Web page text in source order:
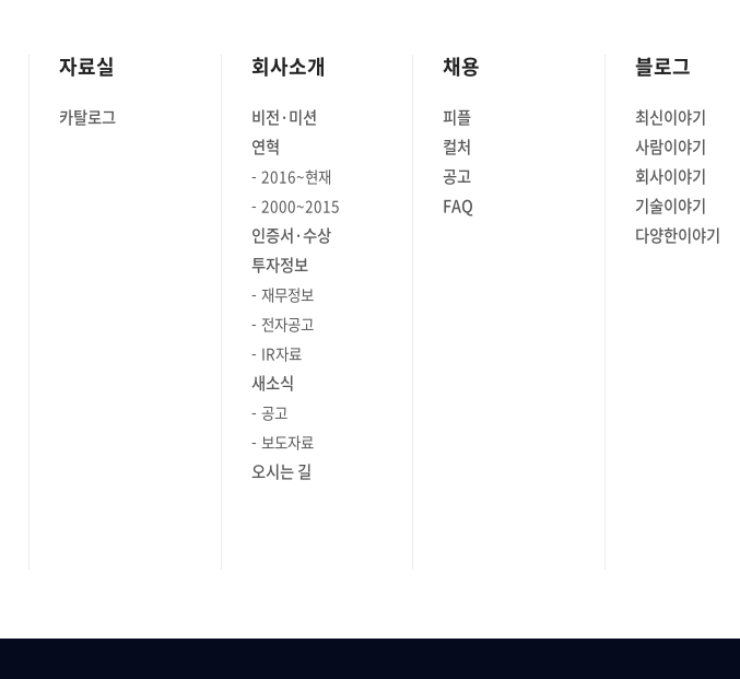
자료실
카탈로그
회사소개
비전·미션
연혁
2016~현재
2000~2015
인증서·수상
투자정보
재무정보
전자공고
IR자료
새소식
공고
보도자료
오시는 길
채용
피플
컬처
공고
FAQ
블로그
최신이야기
사람이야기
회사이야기
기술이야기
다양한이야기